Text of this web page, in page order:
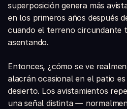
superposición genera más
en los primeros años después
cuando el terreno circundante
asentando.
Entonces, ¿cómo se ve
alacrán ocasional en el patio
desierto. Los avistamientos
una señal distinta —